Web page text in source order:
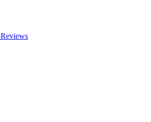
Reviews